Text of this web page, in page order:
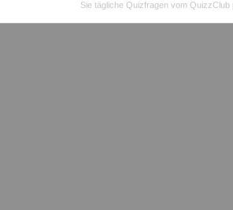
Sie tägliche Quizfragen vom QuizzClub